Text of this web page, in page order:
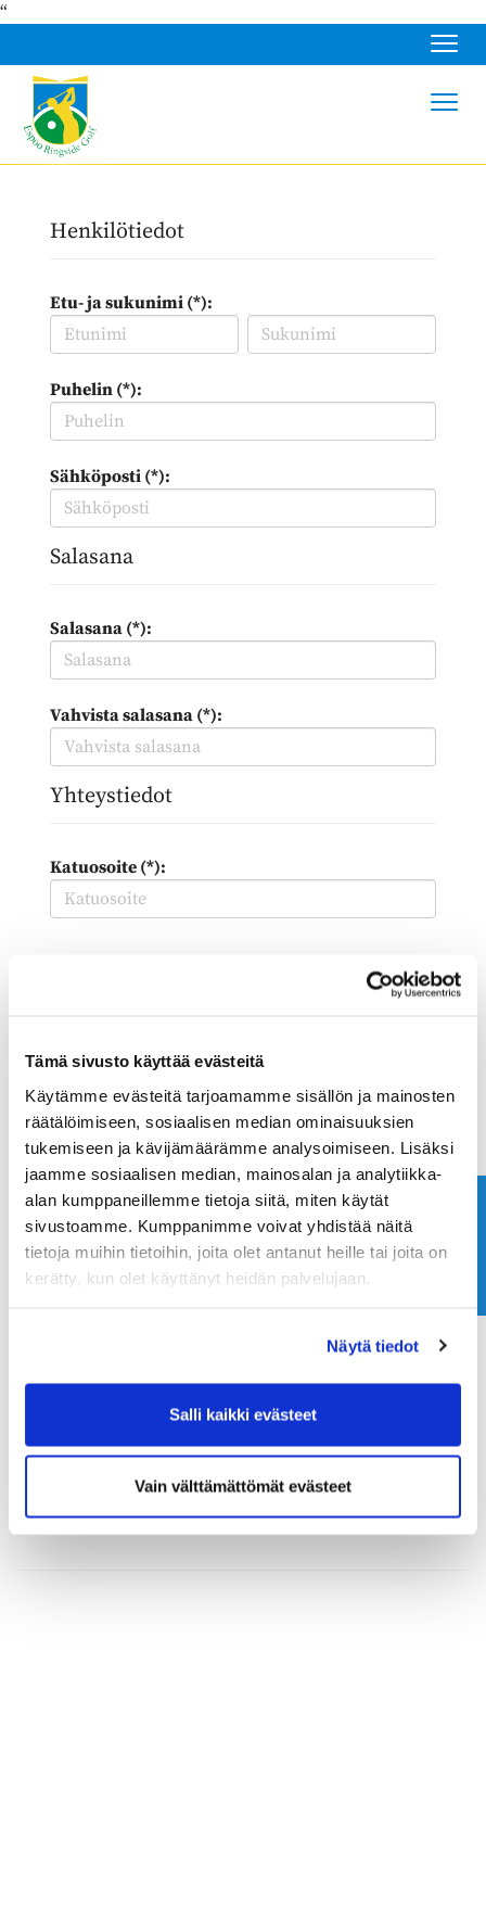
Tämä sivusto käyttää evästeitä
Käytämme evästeitä tarjoamamme sisällön ja mainosten
räätälöimiseen, sosiaalisen median ominaisuuksien
tukemiseen ja kävijämäärämme analysoimiseen. Lisäksi
jaamme sosiaalisen median, mainosalan ja analytiikka-
alan kumppaneillemme tietoja siitä, miten käytät
sivustoamme. Kumppanimme voivat yhdistää näitä
tietoja muihin tietoihin, joita olet antanut heille tai joita on
kerätty, kun olet käyttänyt heidän palvelujaan.
Näytä tiedot
Salli kaikki evästeet
Vain välttämättömät evästeet
“
Henkilötiedot
Etu- ja sukunimi (*):
Puhelin (*):
Sähköposti (*):
Salasana
Salasana (*):
Vahvista salasana (*):
Yhteystiedot
Katuosoite (*):
Suomi
Golf jäsenyys
Valitse seura:
Jäsennumero:
Rekisteröidy
Haluan tilata Ringside Golf uutiskirjeen
Olen lukenuttietosuojaselosteen
henkilötietojeni käsittelyn (*)
(*) Tieto on pakollinen